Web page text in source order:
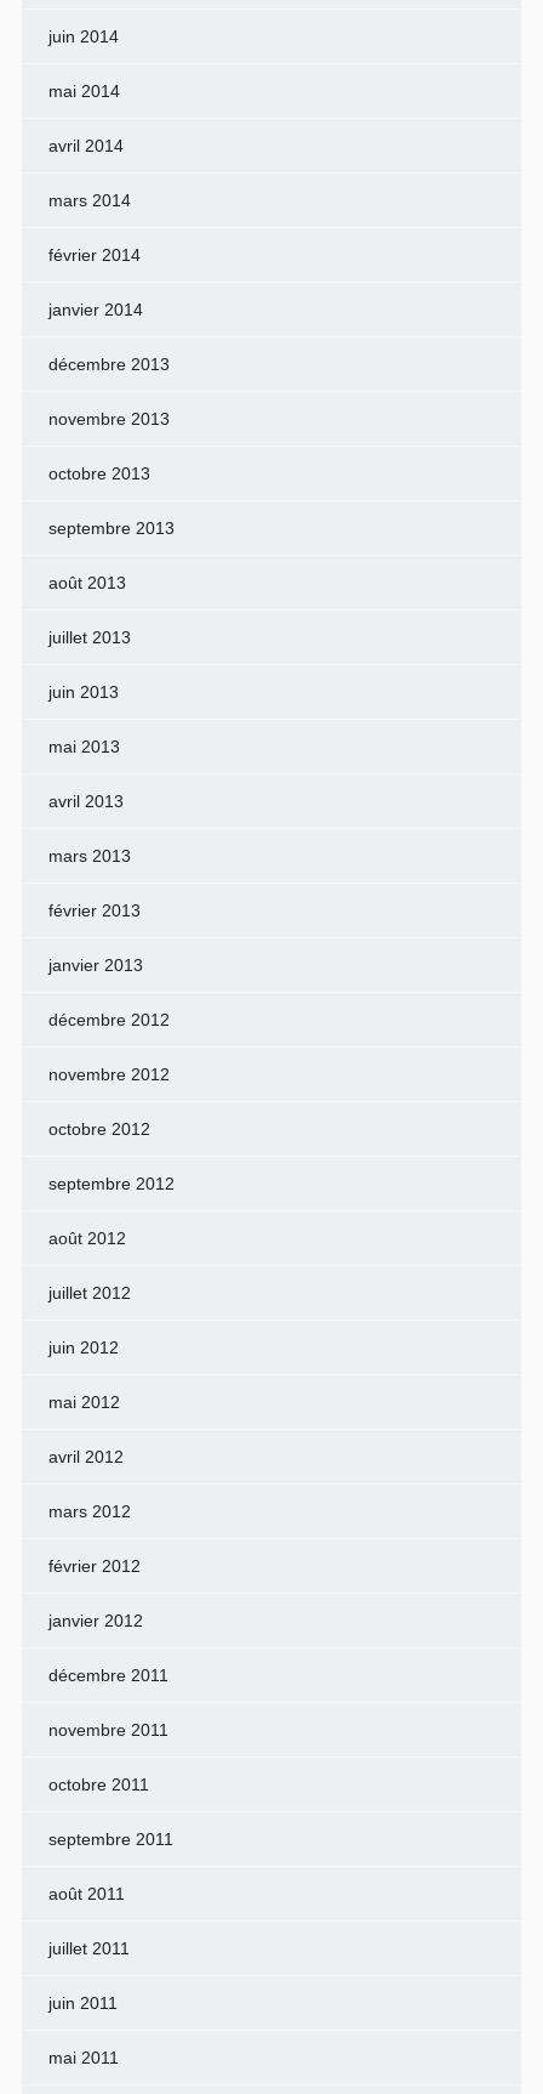
juin 2014
mai 2014
avril 2014
mars 2014
février 2014
janvier 2014
décembre 2013
novembre 2013
octobre 2013
septembre 2013
août 2013
juillet 2013
juin 2013
mai 2013
avril 2013
mars 2013
février 2013
janvier 2013
décembre 2012
novembre 2012
octobre 2012
septembre 2012
août 2012
juillet 2012
juin 2012
mai 2012
avril 2012
mars 2012
février 2012
janvier 2012
décembre 2011
novembre 2011
octobre 2011
septembre 2011
août 2011
juillet 2011
juin 2011
mai 2011